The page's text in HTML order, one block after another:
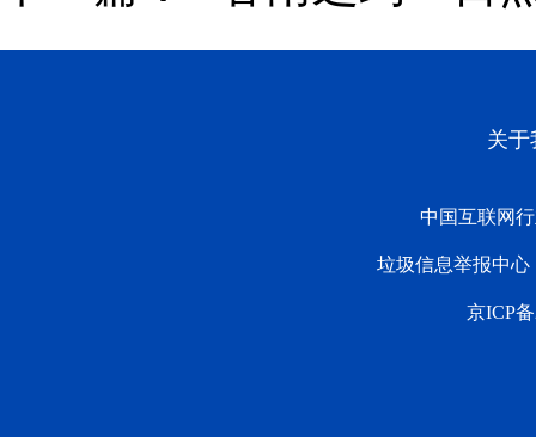
关于
中国互联网
垃圾信息举报中心
京ICP